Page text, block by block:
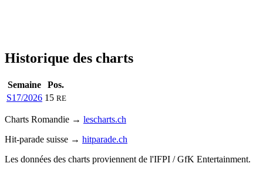
Historique des charts
Semaine
Pos.
S17/2026 15 RE
Charts Romandie → lescharts.ch
Hit-parade suisse → hitparade.ch
Les données des charts proviennent de l'IFPI / GfK Entertainment.